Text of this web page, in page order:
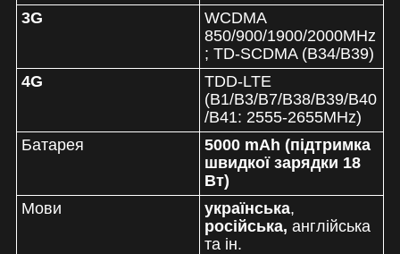
3G
WCDMA
850/900/1900/2000MHz
; TD-SCDMA (B34/B39)
4G
TDD-LTE
(B1/B3/B7/B38/B39/B40
/B41: 2555-2655MHz)
Батарея
5000 mAh (підтримка
швидкої зарядки 18
Вт)
Мови
українська,
російська, англійська
та ін.